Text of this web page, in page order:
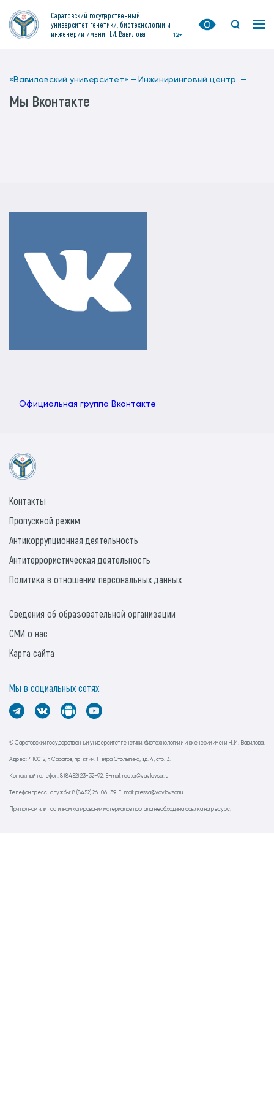
Саратовский государственный
университет генетики, биотехнологии и
инженерии имени Н.И. Вавилова
12+
«Вавиловский университет» — Инжиниринговый центр —
Мы Вконтакте
Официальная группа Вконтакте
© Саратовский государственный университет генетики, биотехнологии и инженерии имени Н.И. Вавилова.
Адрес: 410012, г. Саратов, пр-кт им. Петра Столыпина, зд. 4, стр. 3.
Контактный телефон: 8 (8452) 23-32-92. E-mail: rector@vavilovsar.ru
Телефон пресс-службы: 8 (8452) 26-06-39. E-mail: pressa@vavilovsar.ru
При полном или частичном копировании материалов портала необходима ссылка на ресурс.
Контакты
Пропускной режим
Антикоррупционная деятельность
Антитеррористическая деятельность
Политика в отношении персональных данных
Сведения об образовательной организации
СМИ о нас
Карта сайта
Мы в социальных сетях